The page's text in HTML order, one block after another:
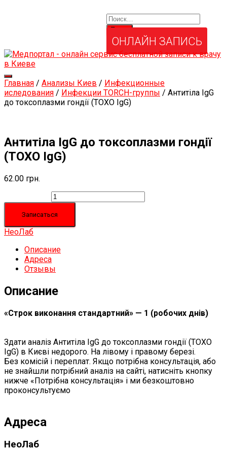
ОНЛАЙН ЗАПИСЬ
Переключить
навигацию
Главная / Анализы Киев / Инфекционные
иследования / Инфекции ТORCH-группы / Антитіла IgG
до токсоплазми гондії (ТOXO IgG)
Антитіла IgG до токсоплазми гондії
(ТOXO IgG)
62.00 грн.
Записаться
НеоЛаб
Описание
Адреса
Отзывы
Описание
«Строк виконання стандартний» — 1 (робочих днів)
Здати аналіз Антитіла IgG до токсоплазми гондії (ТOXO
IgG) в Києві недорого. На лівому і правому березі.
Без комісій і переплат. Якщо потрібна консультація, або
не знайшли потрібний аналіз на сайті, натисніть кнопку
нижче «Потрібна консультація» і ми безкоштовно
проконсультуємо
Адреса
НеоЛаб